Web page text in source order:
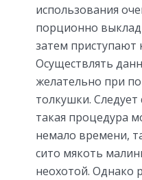
использования
порционно
затем
Осуществлять
желательно при
толкушки.
такая процедура
немало времени,
сито мякоть
неохотой. Однако